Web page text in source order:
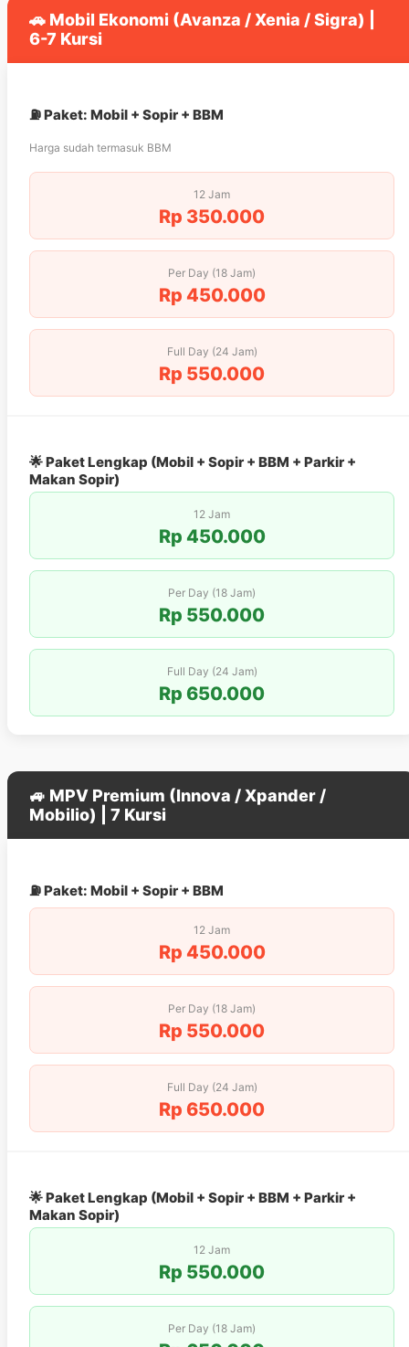
🚗 Mobil Ekonomi (Avanza / Xenia / Sigra) |
6-7 Kursi
⛽ Paket: Mobil + Sopir + BBM
Harga sudah termasuk BBM
12 Jam
Rp 350.000
Per Day (18 Jam)
Rp 450.000
Full Day (24 Jam)
Rp 550.000
🌟 Paket Lengkap (Mobil + Sopir + BBM + Parkir +
Makan Sopir)
12 Jam
Rp 450.000
Per Day (18 Jam)
Rp 550.000
Full Day (24 Jam)
Rp 650.000
🚙 MPV Premium (Innova / Xpander /
Mobilio) | 7 Kursi
⛽ Paket: Mobil + Sopir + BBM
12 Jam
Rp 450.000
Per Day (18 Jam)
Rp 550.000
Full Day (24 Jam)
Rp 650.000
🌟 Paket Lengkap (Mobil + Sopir + BBM + Parkir +
Makan Sopir)
12 Jam
Rp 550.000
Per Day (18 Jam)